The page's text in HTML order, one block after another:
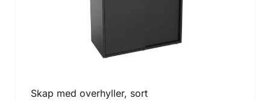
Skap med overhyller, sort